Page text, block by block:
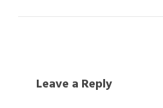
Leave a Reply